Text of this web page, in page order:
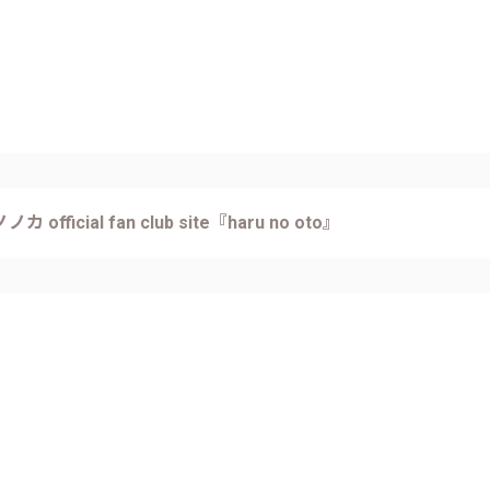
ノカ official fan club site『haru no oto』